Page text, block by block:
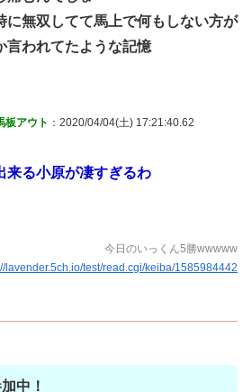
に無双してて馬上で何もしない方が
言われてたような記憶
板アウト ：2020/04/04(土) 17:21:40.62
来る小原が凄すぎるわ
今日のいっくん5勝wwwww
lavender.5ch.io/test/read.cgi/keiba/1585984442
中！